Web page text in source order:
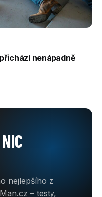
nenápadně
nejlepšího z
– testy,